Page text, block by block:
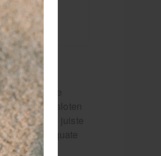
de juiste
worden gesloten
en in de juiste
een adequate